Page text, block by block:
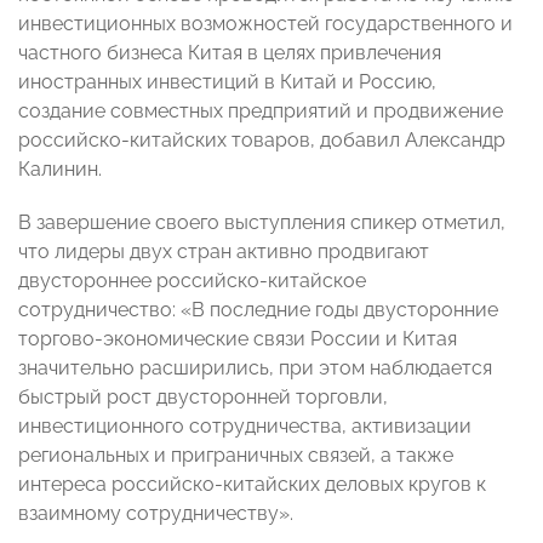
инвестиционных возможностей государственного и
частного бизнеса Китая в целях привлечения
иностранных инвестиций в Китай и Россию,
создание совместных предприятий и продвижение
российско-китайских товаров, добавил Александр
Калинин.
В завершение своего выступления спикер отметил,
что лидеры двух стран активно продвигают
двустороннее российско-китайское
сотрудничество: «В последние годы двусторонние
торгово-экономические связи России и Китая
значительно расширились, при этом наблюдается
быстрый рост двусторонней торговли,
инвестиционного сотрудничества, активизации
региональных и приграничных связей, а также
интереса российско-китайских деловых кругов к
взаимному сотрудничеству».